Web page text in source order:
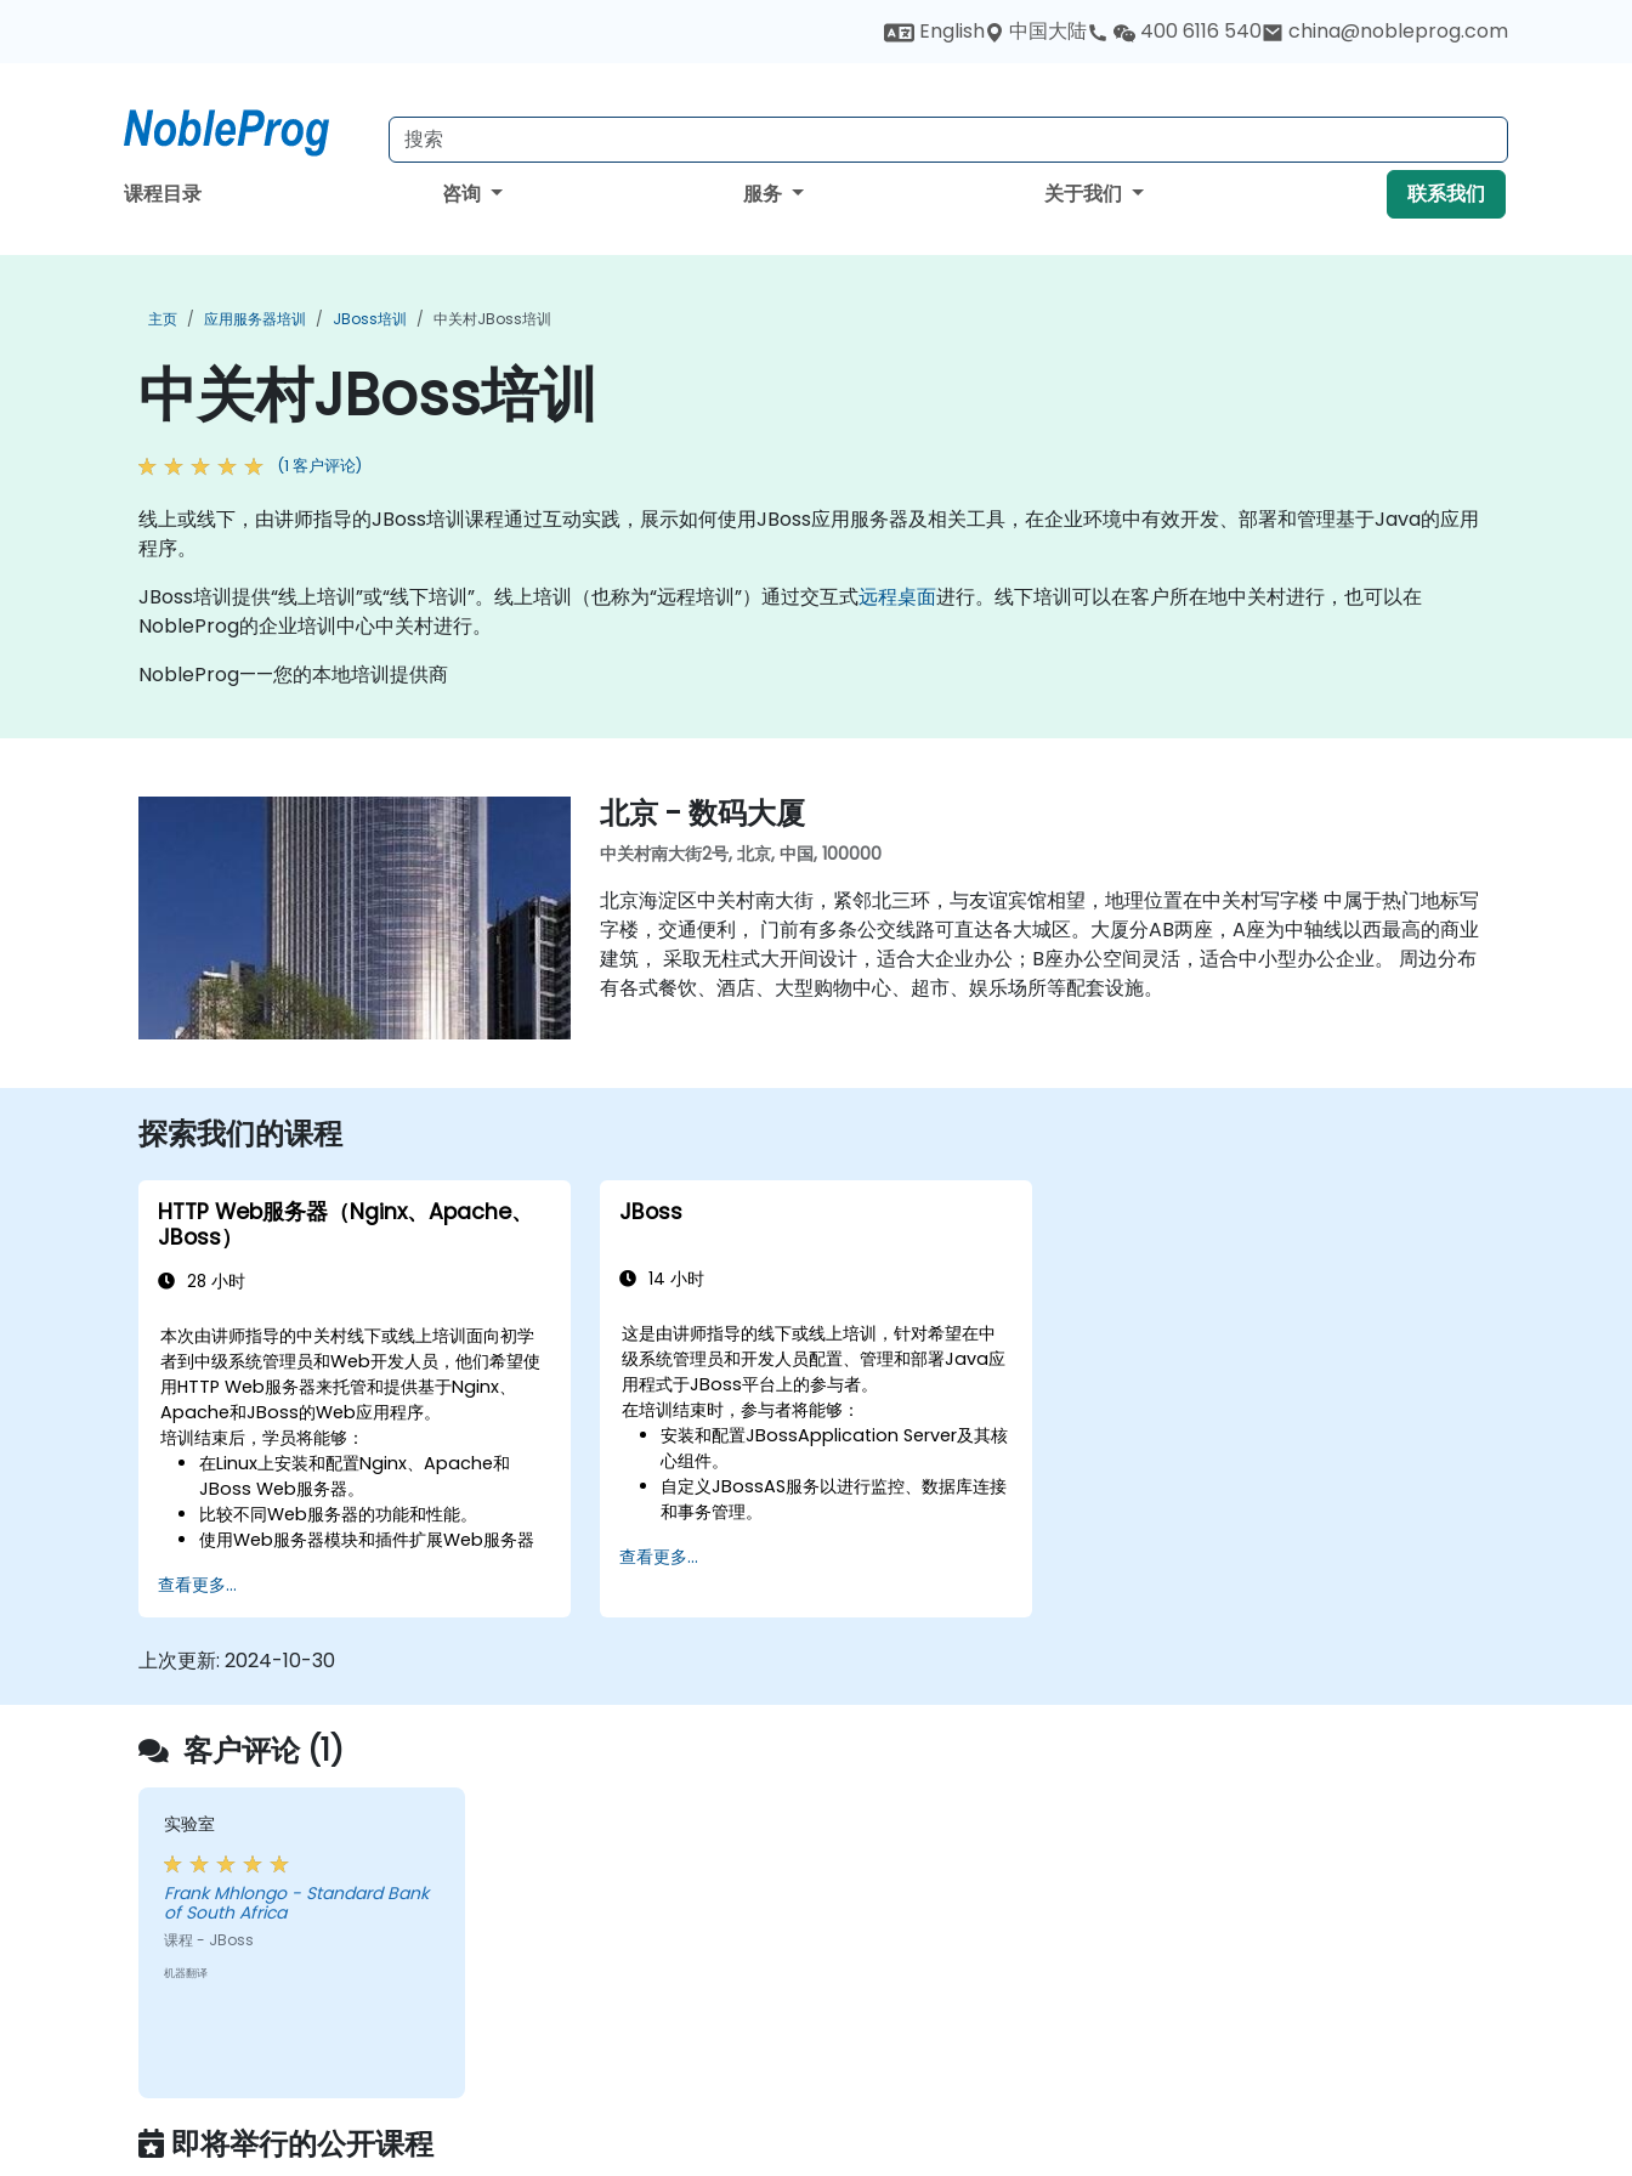
English 中国大陆 400 6116 540 china@nobleprog.com
课程目录 咨询 服务 关于我们 联系我们
主页 应用服务器培训 JBoss培训 中关村JBoss培训
中关村JBoss培训
(1 客户评论)
线上或线下，由讲师指导的JBoss培训课程通过互动实践，展示如何使用JBoss应用服务器及相关工具，在企业环境中有效开发、部署和管理基于Java的应用
程序。
JBoss培训提供“线上培训”或“线下培训”。线上培训（也称为“远程培训”）通过交互式远程桌面进行。线下培训可以在客户所在地中关村进行，也可以在
NobleProg的企业培训中心中关村进行。
NobleProg——您的本地培训提供商
北京 - 数码大厦
中关村南大街2号, 北京, 中国, 100000
北京海淀区中关村南大街，紧邻北三环，与友谊宾馆相望，地理位置在中关村写字楼 中属于热门地标写
字楼，交通便利， 门前有多条公交线路可直达各大城区。大厦分AB两座，A座为中轴线以西最高的商业
建筑， 采取无柱式大开间设计，适合大企业办公；B座办公空间灵活，适合中小型办公企业。 周边分布
有各式餐饮、酒店、大型购物中心、超市、娱乐场所等配套设施。
探索我们的课程
HTTP Web服务器（Nginx、Apache、
JBoss）
28 小时
本次由讲师指导的中关村线下或线上培训面向初学
者到中级系统管理员和Web开发人员，他们希望使
用HTTP Web服务器来托管和提供基于Nginx、
Apache和JBoss的Web应用程序。
培训结束后，学员将能够：
在Linux上安装和配置Nginx、Apache和
JBoss Web服务器。
比较不同Web服务器的功能和性能。
使用Web服务器模块和插件扩展Web服务器
使用Web服务器工具和技术监控和排查Web
服务器问题。
服务器的性能和安全性。
查看更多...
JBoss
14 小时
这是由讲师指导的线下或线上培训，针对希望在中
级系统管理员和开发人员配置、管理和部署Java应
用程式于JBoss平台上的参与者。
在培训结束时，参与者将能够：
安装和配置JBossApplication Server及其核
心组件。
自定义JBossAS服务以进行监控、数据库连接
和事务管理。
式。
式。
查看更多...
上次更新: 2024-10-30
客户评论 (1)
实验室
Frank Mhlongo - Standard Bank
of South Africa
课程 - JBoss
机器翻译
即将举行的公开课程